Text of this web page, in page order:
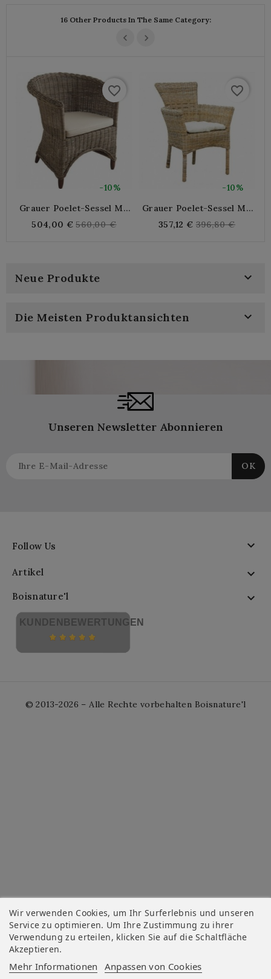
16 Other Products In The Same Category:
-10%
favorite_border
Grauer Poelet-Sessel Mit
504,00 € Regular
560,00 €
-10%
favorite_border
Grauer Poelet-Sessel Mit
357,12 € Regular
396,80 €
Neue Produkte 
Die Meisten Produktansichten 
Unseren Newsletter Abonnieren
Follow Us 
Artikel 
Boisnature'l 
Wir verwenden Cookies, um Ihr Surferlebnis und unseren
Service zu optimieren. Um Ihre Zustimmung zu ihrer
Verwendung zu erteilen, klicken Sie auf die Schaltfläche
Akzeptieren.
Mehr Informationen Anpassen von Cookies
KUNDENBEWERTUNGEN
© 2013-2026 – Alle Rechte vorbehalten Boisnature'l